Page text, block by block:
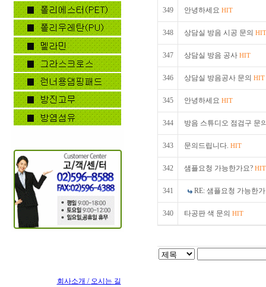
349 안녕하세요 HIT
348 상담실 방음 시공 문의 HIT
347 상담실 방음 공사 HIT
346 상담실 방음공사 문의 HIT
345 안녕하세요 HIT
344 방음 스튜디오 점검구 문
343 문의드립니다. HIT
342 샘플요청 가능한가요? HIT
341 RE: 샘플요청 가능한
340 타공판 색 문의 HIT
회사소개 / 오시는 길